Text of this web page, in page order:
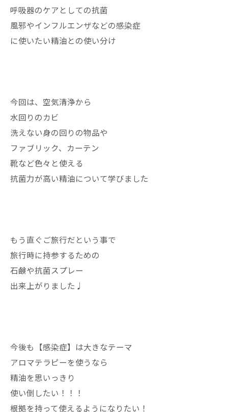
呼吸器のケアとしての抗菌
風邪やインフルエンザなどの感染症
に使いたい精油との使い分け
今回は、空気清浄から
水回りのカビ
洗えない身の回りの物品や
ファブリック、カーテン
靴など色々と使える
抗菌力が高い精油について学びました
もう直ぐご旅行だという事で
旅行時に持参するための
石鹸や抗菌スプレー
出来上がりました♩
今後も【感染症】は大きなテーマ
アロマテラピーを使うなら
精油を思いっきり
使い倒したい！！！
根拠を持って使えるようになりたい！